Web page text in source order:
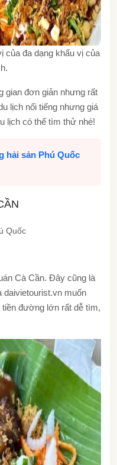
của đa dạng khẩu vị của
gian đơn giản nhưng rất
lịch nổi tiếng nhưng giá
lịch có thể tìm thử nhé!
hải sản Phú Quốc
Quốc
Cà Cần. Đây cũng là
daivietourist.vn muốn
đường lớn rất dễ tìm,